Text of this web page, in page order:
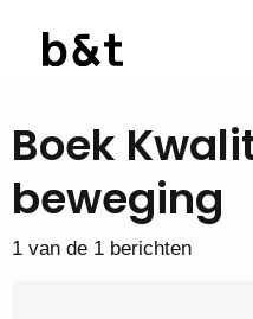
Boek
beweging
1 van de 1 berichten